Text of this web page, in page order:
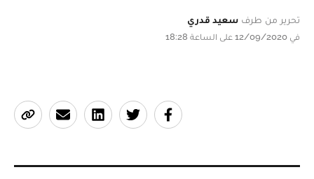
تحرير من طرف سعيد قدري
في 12/09/2020 على الساعة 18:28